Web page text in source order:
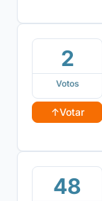
2
Votos
↑Votar
48